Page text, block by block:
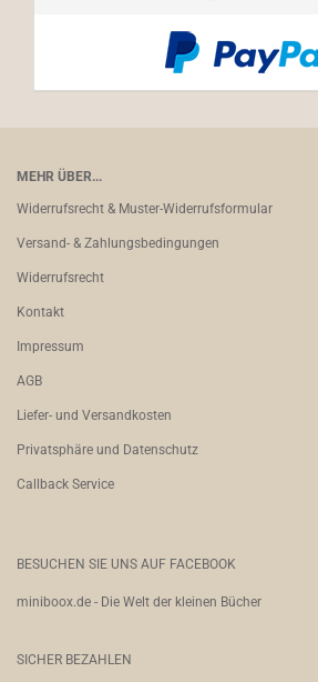
MEHR ÜBER...
Widerrufsrecht & Muster-Widerrufsformular
Versand- & Zahlungsbedingungen
Widerrufsrecht
Kontakt
Impressum
AGB
Liefer- und Versandkosten
Privatsphäre und Datenschutz
Callback Service
BESUCHEN SIE UNS AUF FACEBOOK
miniboox.de - Die Welt der kleinen Bücher
SICHER BEZAHLEN